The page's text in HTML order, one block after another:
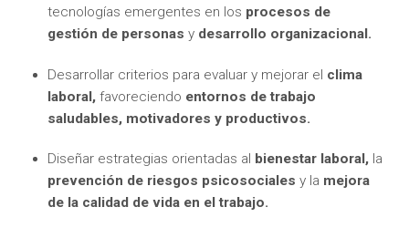
tecnologías emergentes en los procesos de
gestión de personas y desarrollo organizacional.
Desarrollar criterios para evaluar y mejorar el clima
laboral, favoreciendo entornos de trabajo
saludables, motivadores y productivos.
Diseñar estrategias orientadas al bienestar laboral, la
prevención de riesgos psicosociales y la mejora
de la calidad de vida en el trabajo.